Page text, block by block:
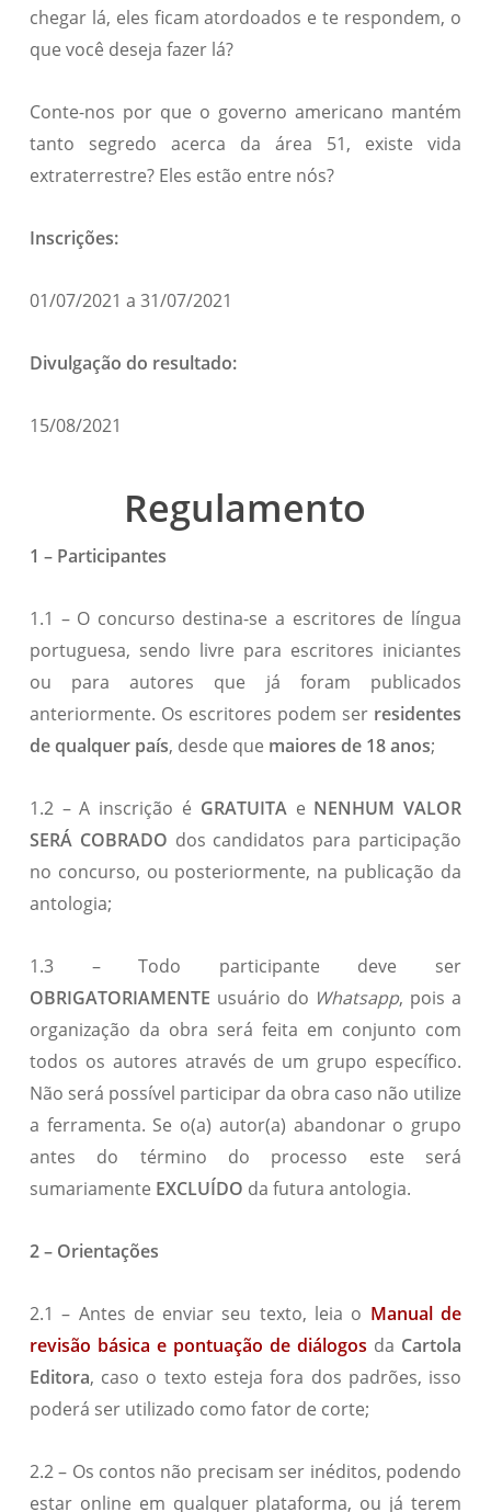
chegar lá, eles ficam atordoados e te respondem, o
que você deseja fazer lá?
Conte-nos por que o governo americano mantém
tanto segredo acerca da área 51, existe vida
extraterrestre? Eles estão entre nós?
Inscrições:
01/07/2021 a 31/07/2021
Divulgação do resultado:
15/08/2021
Regulamento
1 – Participantes
1.1 – O concurso destina-se a escritores de língua
portuguesa, sendo livre para escritores iniciantes
ou para autores que já foram publicados
anteriormente. Os escritores podem ser residentes
de qualquer país, desde que maiores de 18 anos;
1.2 – A inscrição é GRATUITAe NENHUM VALOR
SERÁ COBRADO dos candidatos para participação
no concurso, ou posteriormente, na publicação da
antologia;
1.3 – Todo participante deve ser
OBRIGATORIAMENTE usuário do Whatsapp, pois a
organização da obra será feita em conjunto com
todos os autores através de um grupo específico.
Não será possível participar da obra caso não utilize
a ferramenta. Se o(a) autor(a) abandonar o grupo
antes do término do processo este será
sumariamente EXCLUÍDO da futura antologia.
2 – Orientações
2.1 – Antes de enviar seu texto, leia o Manual de
revisão básica e pontuação de diálogos da Cartola
Editora, caso o texto esteja fora dos padrões, isso
poderá ser utilizado como fator de corte;
2.2 – Os contos não precisam ser inéditos, podendo
estar online em qualquer plataforma, ou já terem